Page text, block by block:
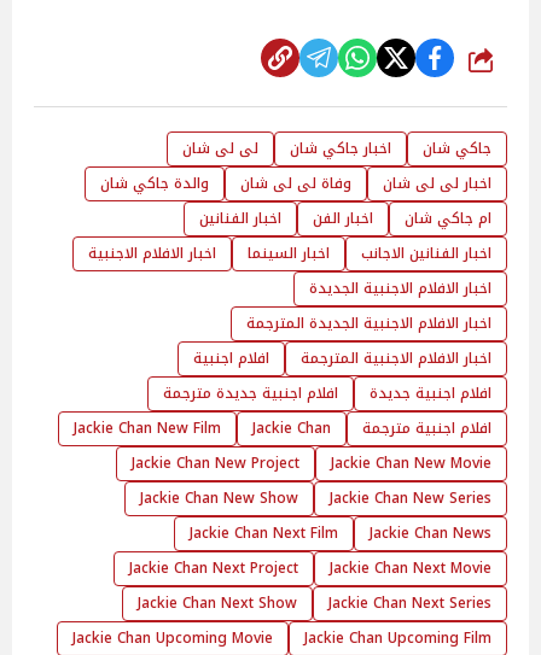
شارك
جاكي شان اخبار جاكي شان
لى لى شان
اخبار لى لى شان
وفاة لى لى شان
والدة جاكي شان
ام جاكي شان
اخبار الفن
اخبار الفنانين
اخبار الفنانين الاجانب
اخبار السينما
اخبار الافلام الاجنبية
اخبار الافلام الاجنبية الجديدة
اخبار الافلام الاجنبية الجديدة المترجمة
اخبار الافلام الاجنبية المترجمة
افلام اجنبية
افلام اجنبية جديدة
افلام اجنبية جديدة مترجمة
افلام اجنبية مترجمة
Jackie Chan
Jackie Chan New Film
Jackie Chan New Movie
Jackie Chan New Project
Jackie Chan New Series
Jackie Chan New Show
Jackie Chan News
Jackie Chan Next Film
Jackie Chan Next Movie
Jackie Chan Next Project
Jackie Chan Next Series
Jackie Chan Next Show
Jackie Chan Upcoming Film
Jackie Chan Upcoming Movie